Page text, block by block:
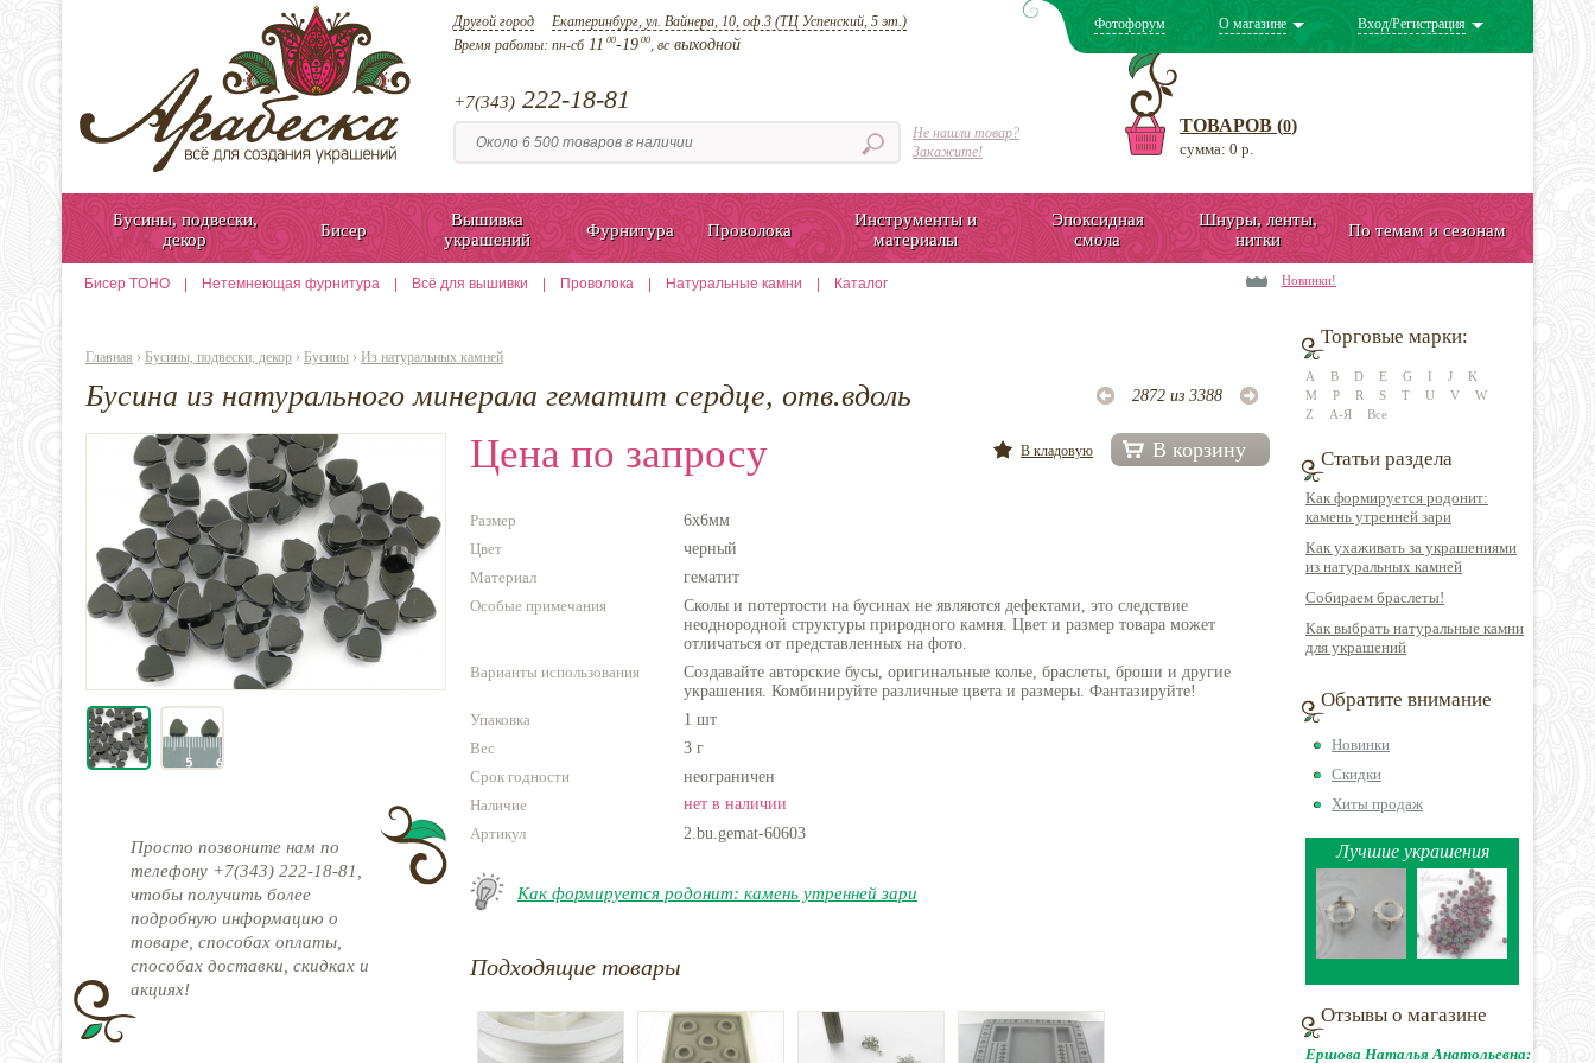
Другой город Екатеринбург, ул. Вайнера, 10, оф.3 (ТЦ Успенский, 5 эт.)
Время работы: пн-сб11 00-19 00, всвыходной
+7(343) 222-18-81
Не нашли товар?
Закажите!
Фотофорум О магазине Вход/Регистрация
ТОВАРОВ (0)
сумма: 0 р.
Бусины, подвески,
декор
Бисер
Вышивка
украшений
Фурнитура Проволока
Инструменты и
материалы
Эпоксидная
смола
Шнуры, ленты,
нитки
По темам и сезонам
Бисер TOHO Нетемнеющая фурнитура Всё для вышивки Проволока Натуральные камни Каталог Новинки!
Главная › Бусины, подвески, декор › Бусины › Из натуральных камней
Бусина из натурального минерала гематит сердце, отв.вдоль 2872 из 3388
Просто позвоните нам по
телефону +7(343) 222-18-81,
чтобы получить более
подробную информацию о
товаре, способах оплаты,
способах доставки, скидках и
акциях!
Цена по запросу В корзину
В кладовую
Размер
6х6мм
Цвет
черный
Материал
гематит
Особые примечания
Сколы и потертости на бусинах не являются дефектами, это следствие
неоднородной структуры природного камня. Цвет и размер товара может
отличаться от представленных на фото.
Варианты использования
Создавайте авторские бусы, оригинальные колье, браслеты, броши и другие
украшения. Комбинируйте различные цвета и размеры. Фантазируйте!
Упаковка
1 шт
Вес
3 г
Срок годности
неограничен
Наличие
нет в наличии
Артикул
2.bu.gemat-60603
Как формируется родонит: камень утренней зари
Подходящие товары
Торговые марки:
A B D E G I J
K
M
P R S T U V
W
Z
А-Я Все
Статьи раздела
Как формируется родонит:
камень утренней зари
Как ухаживать за украшениями
из натуральных камней
Собираем браслеты!
Как выбрать натуральные камни
для украшений
Обратите внимание
Новинки
Скидки
Хиты продаж
Лучшие украшения
Отзывы о магазине
Ершова Наталья Анатольевна: